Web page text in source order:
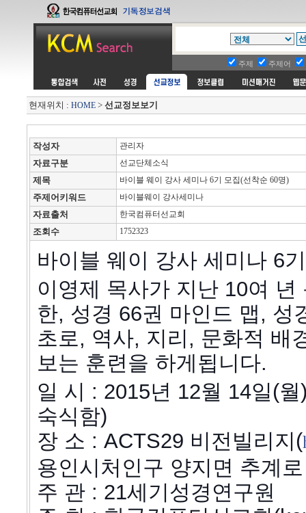
주제 주제어
현재위치 : HOME> 선교정보보기
작성자 관리자
자료구분 선교단체소식
제목 바이블 웨이 강사 세미나 6기 모집(선착순 60명)
주제어키워드 바이블웨이 강사세미나
자료출처 한국컴퓨터선교회
조회수 1752323
바이블 웨이 강사 세미나 6
이영제 목사가 지난 10여
한, 성경 66권 마인드 맵, 성
초로, 역사, 지리, 문화적 배
보는 훈련을 하게됩니다.
일 시 : 2015년 12월 14일(
숙식함)
장 소 : ACTS29 비전빌리지(
용인시처인구 양지면 추계
주 관 : 21세기성경연구원